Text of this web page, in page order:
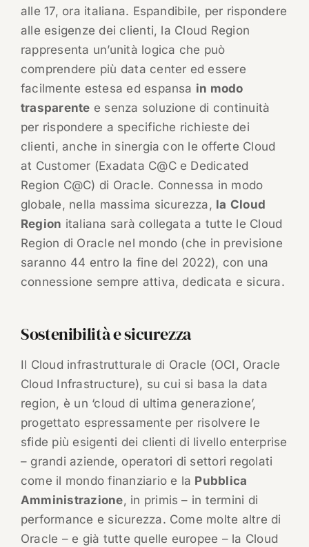
alle 17, ora italiana. Espandibile, per rispondere
alle esigenze dei clienti, la Cloud Region
rappresenta un’unità logica che può
comprendere più data center ed essere
facilmente estesa ed espansa in modo
trasparente e senza soluzione di continuità
per rispondere a specifiche richieste dei
clienti, anche in sinergia con le offerte Cloud
at Customer (Exadata C@C e Dedicated
Region C@C) di Oracle. Connessa in modo
globale, nella massima sicurezza, la Cloud
Region italiana sarà collegata a tutte le Cloud
Region di Oracle nel mondo (che in previsione
saranno 44 entro la fine del 2022), con una
connessione sempre attiva, dedicata e sicura.
Sostenibilità e sicurezza
Il Cloud infrastrutturale di Oracle (OCI, Oracle
Cloud Infrastructure), su cui si basa la data
region, è un ‘cloud di ultima generazione’,
progettato espressamente per risolvere le
sfide più esigenti dei clienti di livello enterprise
– grandi aziende, operatori di settori regolati
come il mondo finanziario e la Pubblica
Amministrazione, in primis – in termini di
performance e sicurezza. Come molte altre di
Oracle – e già tutte quelle europee – la Cloud